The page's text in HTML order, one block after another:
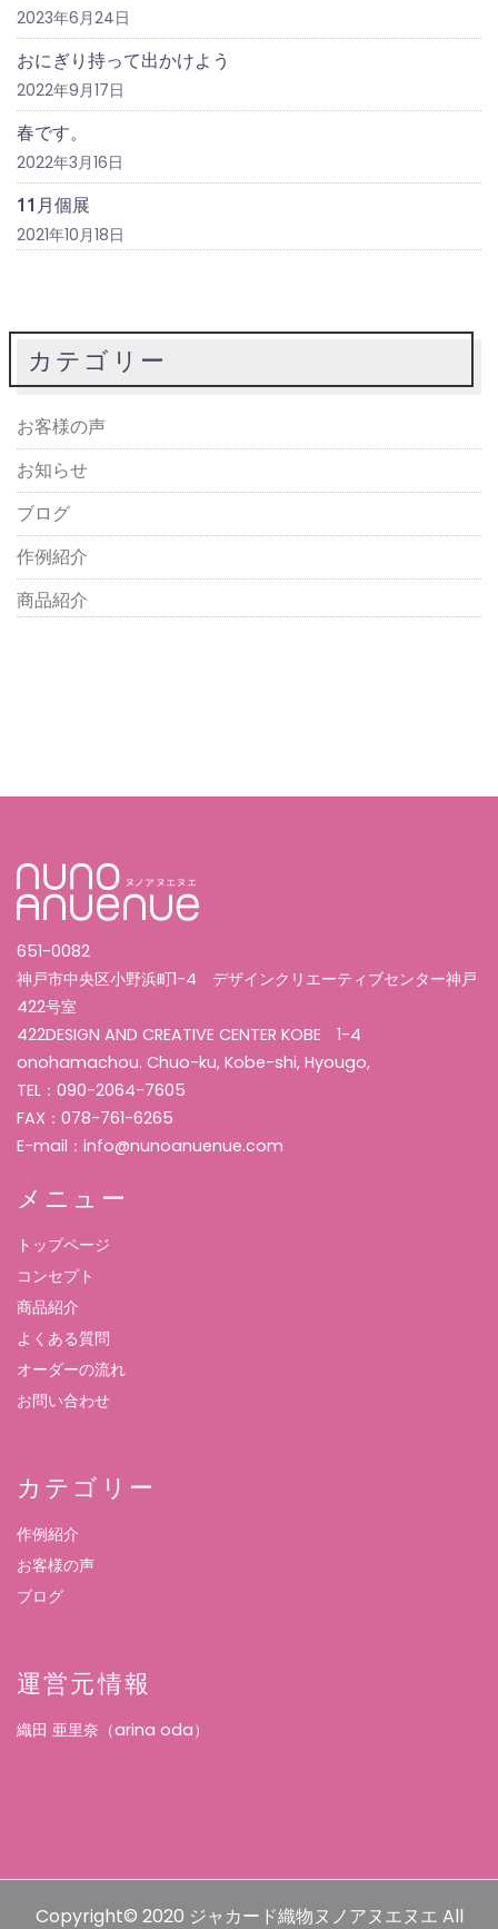
2023年6月24日
おにぎり持って出かけよう
2022年9月17日
春です。
2022年3月16日
11月個展
2021年10月18日
カテゴリー
お客様の声
お知らせ
ブログ
作例紹介
商品紹介
651-0082
神戸市中央区小野浜町1-4 デザインクリエーティブセンター神戸
422号室
422DESIGN AND CREATIVE CENTER KOBE 1-4
onohamachou. Chuo-ku, Kobe-shi, Hyougo,
TEL：090-2064-7605
FAX：078-761-6265
E-mail：info@nunoanuenue.com
メニュー
トップページ
コンセプト
商品紹介
よくある質問
オーダーの流れ
お問い合わせ
カテゴリー
作例紹介
お客様の声
ブログ
運営元情報
織田 亜里奈（arina oda）
Copyright© 2020 ジャカード織物ヌノアヌエヌエ All